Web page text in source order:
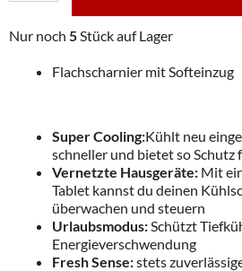
Nur noch 5 Stück auf Lager
Flachscharnier mit Softeinzug
Super Cooling:Kühlt neu
schneller und bietet so
Vernetzte Hausgeräte: Mit
Tablet kannst du deinen
überwachen und steuern
Urlaubsmodus: Schützt
Energieverschwendung
Fresh Sense:stets